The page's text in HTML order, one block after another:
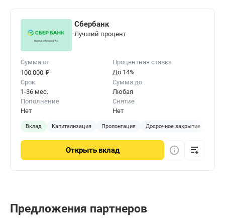
Сбербанк
Лучший процент
Сумма от
100 000 ₽
Процентная ставка
До 14%
Срок
1-36 мес.
Сумма до
Любая
Пополнение
Нет
Снятие
Нет
Вклад Капитализация Пролонгация Досрочное закрытие
Открыть вклад
Предложения партнеров